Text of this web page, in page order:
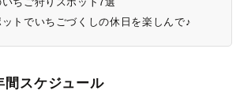
トでいちごづくしの休日を楽しんで♪
間スケジュール